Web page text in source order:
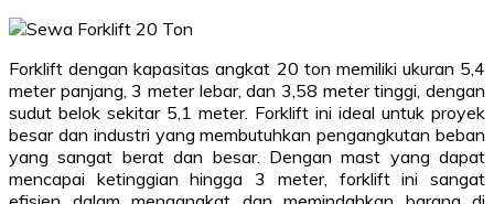
Forklift dengan kapasitas angkat 20 ton memiliki ukuran 5,4
meter panjang, 3 meter lebar, dan 3,58 meter tinggi, dengan
sudut belok sekitar 5,1 meter. Forklift ini ideal untuk proyek
besar dan industri yang membutuhkan pengangkutan beban
yang sangat berat dan besar. Dengan mast yang dapat
mencapai ketinggian hingga 3 meter, forklift ini sangat